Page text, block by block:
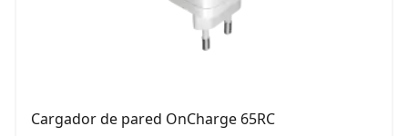
Cargador de pared OnCharge 65RC